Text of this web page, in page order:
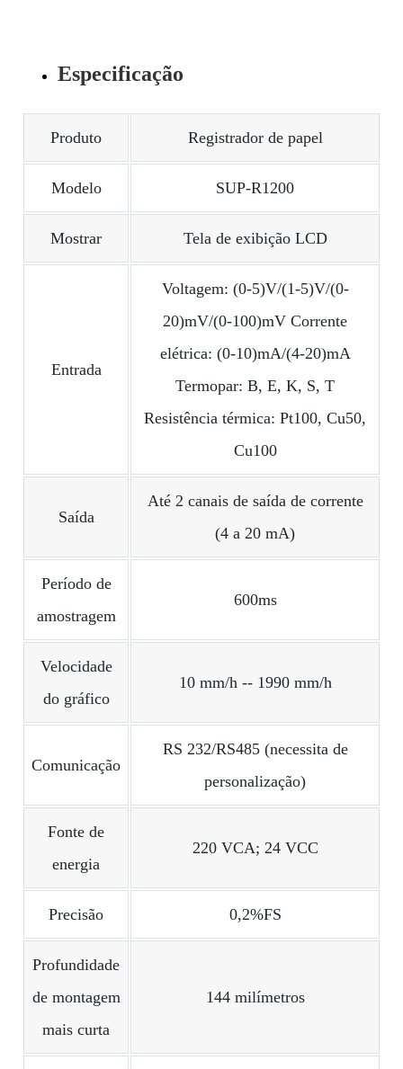
Especificação
Produto Registrador de papel
Modelo SUP-R1200
Mostrar Tela de exibição LCD
Entrada
Voltagem: (0-5)V/(1-5)V/(0-
20)mV/(0-100)mV Corrente
elétrica: (0-10)mA/(4-20)mA
Termopar: B, E, K, S, T
Resistência térmica: Pt100, Cu50,
Cu100
Saída
Até 2 canais de saída de corrente
(4 a 20 mA)
Período de
amostragem
600ms
Velocidade
do gráfico
10 mm/h -- 1990 mm/h
Comunicação
RS 232/RS485 (necessita de
personalização)
Fonte de
energia
220 VCA; 24 VCC
Precisão 0,2%FS
Profundidade
de montagem
mais curta
144 milímetros